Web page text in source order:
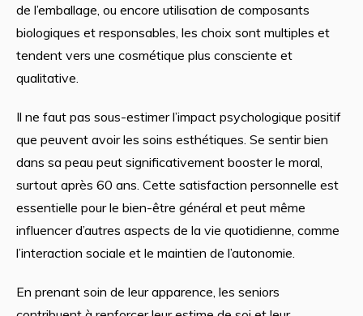
de l’emballage, ou encore utilisation de composants
biologiques et responsables, les choix sont multiples et
tendent vers une cosmétique plus consciente et
qualitative.
Il ne faut pas sous-estimer l’impact psychologique positif
que peuvent avoir les soins esthétiques. Se sentir bien
dans sa peau peut significativement booster le moral,
surtout après 60 ans. Cette satisfaction personnelle est
essentielle pour le bien-être général et peut même
influencer d’autres aspects de la vie quotidienne, comme
l’interaction sociale et le maintien de l’autonomie.
En prenant soin de leur apparence, les seniors